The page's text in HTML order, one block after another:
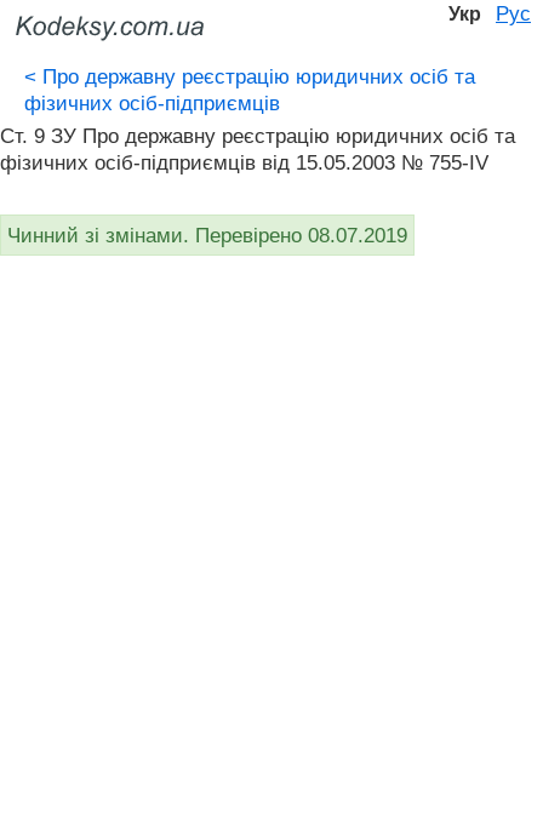
Укр Рус
< Про державну реєстрацію юридичних осіб та
фізичних осіб-підприємців
Ст. 9 ЗУ Про державну реєстрацію юридичних осіб та
фізичних осіб-підприємців від 15.05.2003 № 755-IV
Чинний зі змінами. Перевірено 08.07.2019